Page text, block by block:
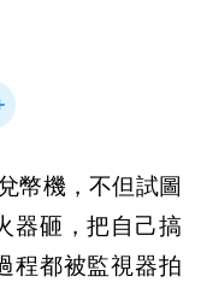
幣機，不但試圖
器砸，把自己搞
程都被監視器拍